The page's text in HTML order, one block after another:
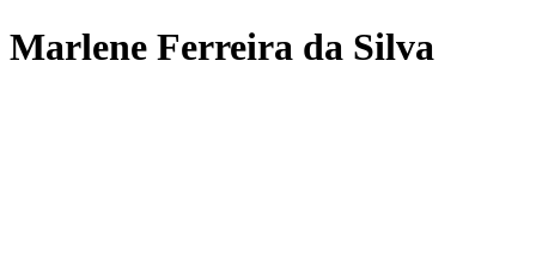
Marlene Ferreira da Silva